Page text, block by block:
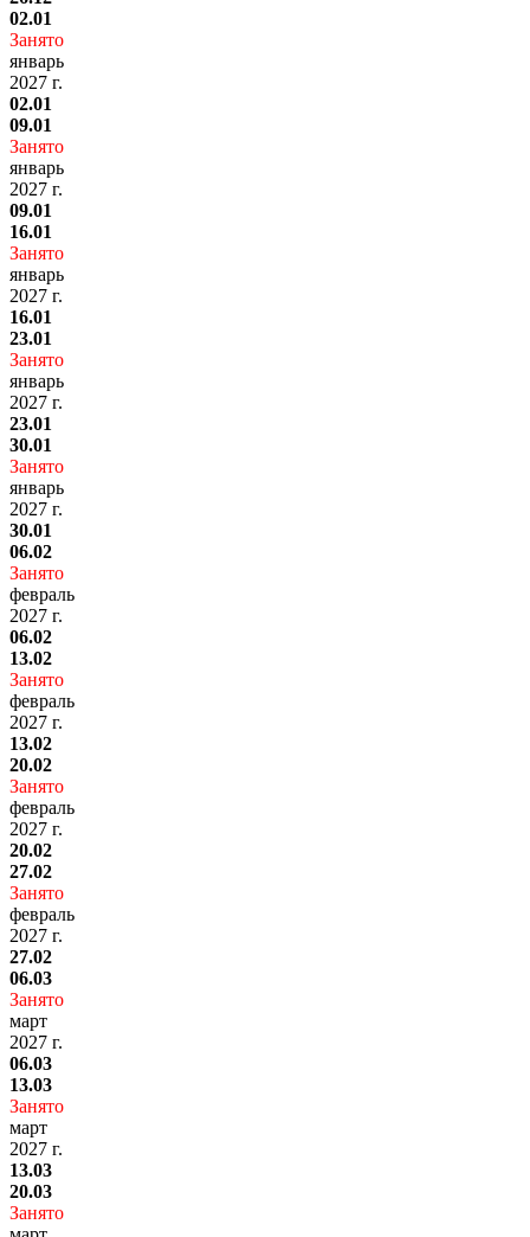
02.01
Занято
январь
2027 г.
02.01
09.01
Занято
январь
2027 г.
09.01
16.01
Занято
январь
2027 г.
16.01
23.01
Занято
январь
2027 г.
23.01
30.01
Занято
январь
2027 г.
30.01
06.02
Занято
февраль
2027 г.
06.02
13.02
Занято
февраль
2027 г.
13.02
20.02
Занято
февраль
2027 г.
20.02
27.02
Занято
февраль
2027 г.
27.02
06.03
Занято
март
2027 г.
06.03
13.03
Занято
март
2027 г.
13.03
20.03
Занято